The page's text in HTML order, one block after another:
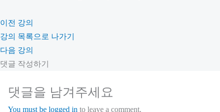
이전 강의
강의 목록으로 나가기
다음 강의
댓글 작성하기
댓글을 남겨주세요
You must be logged in to leave a comment.